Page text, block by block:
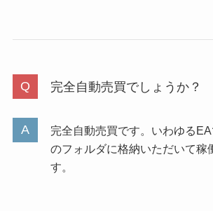
完全自動売買でしょうか？
完全自動売買です。いわゆる
のフォルダに格納いただいて稼
す。